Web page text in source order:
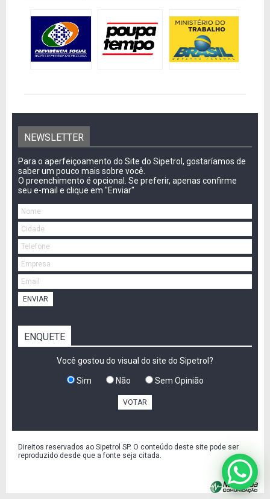
NEWSLETTER
Para o aperfeiçoamento do Site do Sipetrol, gostaríamos de
saber um pouco mais sobre você.
O preenchimento é opcional. Se preferir, apenas confirme
seu e-mail e clique em "Enviar"
ENVIAR
ENQUETE
Você gostou do visual do site do Sipetrol?
Sim Não Sem Opinião
VOTAR
Direitos reservados ao Sipetrol SP. O conteúdo deste site pode ser
reproduzido desde que a fonte seja citada.